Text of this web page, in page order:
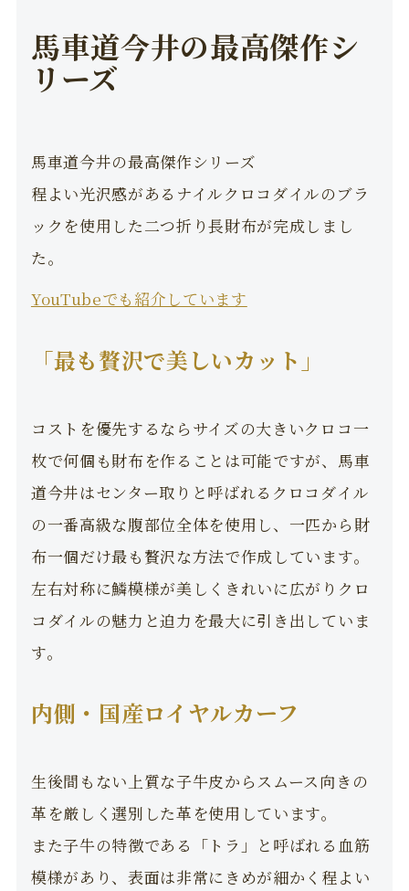
馬車道今井の最高傑作シ
リーズ
馬車道今井の最高傑作シリーズ
程よい光沢感があるナイルクロコダイルのブラ
ックを使用した二つ折り長財布が完成しまし
た。
YouTubeでも紹介しています
「最も贅沢で美しいカット」
コストを優先するならサイズの大きいクロコ一
枚で何個も財布を作ることは可能ですが、馬車
道今井はセンター取りと呼ばれるクロコダイル
の一番高級な腹部位全体を使用し、一匹から財
布一個だけ最も贅沢な方法で作成しています。
左右対称に鱗模様が美しくきれいに広がりクロ
コダイルの魅力と迫力を最大に引き出していま
す。
内側・国産ロイヤルカーフ
生後間もない上質な子牛皮からスムース向きの
革を厳しく選別した革を使用しています。
また子牛の特徴である「トラ」と呼ばれる血筋
模様があり、表面は非常にきめが細かく程よい